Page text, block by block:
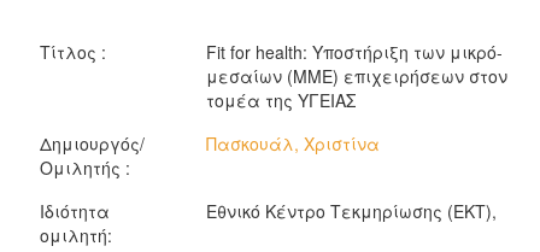
Marie Curie
(Άνθρωποι),
περιφέρειες της
γνώσης
Τίτλος :
Fit for health: Υποστήριξη των μικρό-
μεσαίων (ΜΜΕ) επιχειρήσεων στον
τομέα της ΥΓΕΙΑΣ
Δημιουργός/
Ομιλητής :
Πασκουάλ, Χριστίνα
Ιδιότητα
ομιλητή:
Εθνικό Κέντρο Τεκμηρίωσης (ΕΚΤ),